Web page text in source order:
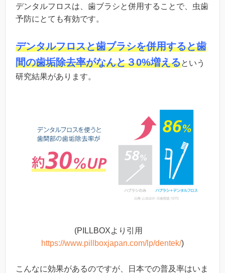
デンタルフロスは、歯ブラシと併用することで、虫歯
予防にとても有効です。
デンタルフロスと歯ブラシを併用すると歯
間の歯垢除去率がなんと３0%増えるという
研究結果があります。
(PILLBOXより引用
https://www.pillboxjapan.com/lp/dentek/)
こんなに効果があるのですが、日本での普及率はいま